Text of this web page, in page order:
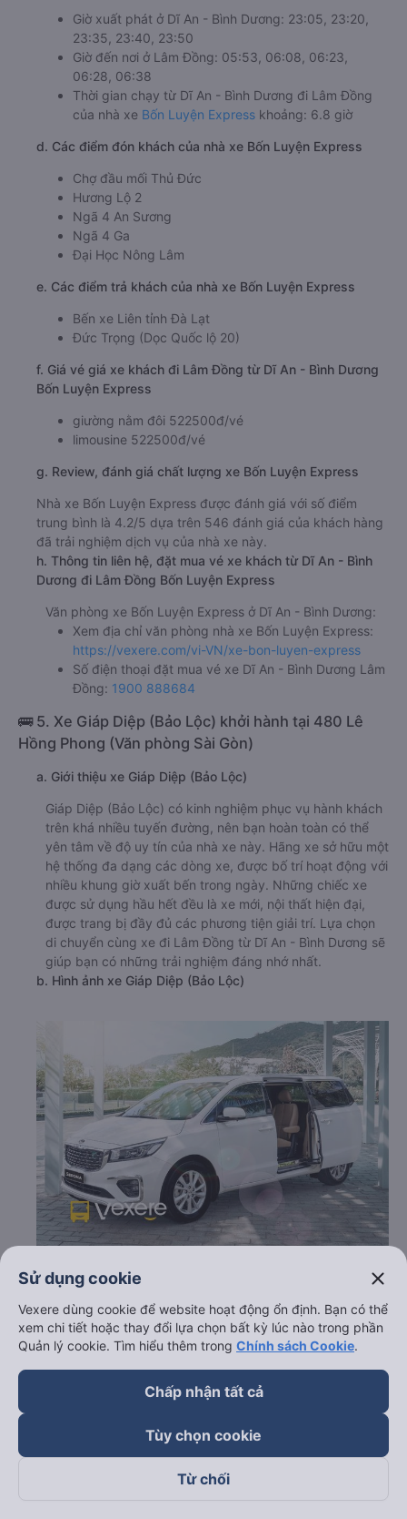
Giờ xuất phát ở Dĩ An - Bình Dương: 23:05, 23:20,
23:35, 23:40, 23:50
Giờ đến nơi ở Lâm Đồng: 05:53, 06:08, 06:23,
06:28, 06:38
Thời gian chạy từ Dĩ An - Bình Dương đi Lâm Đồng
của nhà xe Bốn Luyện Express khoảng: 6.8 giờ
d. Các điểm đón khách của nhà xe Bốn Luyện Express
Chợ đầu mối Thủ Đức
Hương Lộ 2
Ngã 4 An Sương
Ngã 4 Ga
Đại Học Nông Lâm
e. Các điểm trả khách của nhà xe Bốn Luyện Express
Bến xe Liên tỉnh Đà Lạt
Đức Trọng (Dọc Quốc lộ 20)
f. Giá vé giá xe khách đi Lâm Đồng từ Dĩ An - Bình Dương
Bốn Luyện Express
giường nằm đôi 522500đ/vé
limousine 522500đ/vé
g. Review, đánh giá chất lượng xe Bốn Luyện Express
Nhà xe Bốn Luyện Express được đánh giá với số điểm
trung bình là 4.2/5 dựa trên 546 đánh giá của khách hàng
đã trải nghiệm dịch vụ của nhà xe này.
h. Thông tin liên hệ, đặt mua vé xe khách từ Dĩ An - Bình
Dương đi Lâm Đồng Bốn Luyện Express
Văn phòng xe Bốn Luyện Express ở Dĩ An - Bình Dương:
Xem địa chỉ văn phòng nhà xe Bốn Luyện Express:
https://vexere.com/vi-VN/xe-bon-luyen-express
Số điện thoại đặt mua vé xe Dĩ An - Bình Dương Lâm
Đồng: 1900 888684
🚌 5. Xe Giáp Diệp (Bảo Lộc) khởi hành tại 480 Lê
Hồng Phong (Văn phòng Sài Gòn)
a. Giới thiệu xe Giáp Diệp (Bảo Lộc)
Giáp Diệp (Bảo Lộc) có kinh nghiệm phục vụ hành khách
trên khá nhiều tuyến đường, nên bạn hoàn toàn có thể
yên tâm về độ uy tín của nhà xe này. Hãng xe sở hữu một
hệ thống đa dạng các dòng xe, được bố trí hoạt động với
nhiều khung giờ xuất bến trong ngày. Những chiếc xe
được sử dụng hầu hết đều là xe mới, nội thất hiện đại,
được trang bị đầy đủ các phương tiện giải trí. Lựa chọn
di chuyển cùng xe đi Lâm Đồng từ Dĩ An - Bình Dương sẽ
giúp bạn có những trải nghiệm đáng nhớ nhất.
b. Hình ảnh xe Giáp Diệp (Bảo Lộc)
c. Lộ trình, giờ khởi hành và giờ kết thúc của xe khách
Giáp Diệp (Bảo Lộc)
Giờ xuất phát ở Dĩ An - Bình Dương: 07:00, 10:00,
14:00, 19:00
Giờ đến nơi ở Lâm Đồng: 13:48, 16:48, 20:48, 01:48
Thời gian chạy từ Dĩ An - Bình Dương đi Lâm Đồng
d. Các điểm đón khách của nhà xe Giáp Diệp (Bảo Lộc)
Văn phòng Sài Gòn
Sử dụng cookie close
Vexere dùng cookie để website hoạt động ổn định. Bạn có thể
xem chi tiết hoặc thay đổi lựa chọn bất kỳ lúc nào trong phần
Quản lý cookie. Tìm hiểu thêm trong Chính sách Cookie.
Chấp nhận tất cả
Tùy chọn cookie
Từ chối